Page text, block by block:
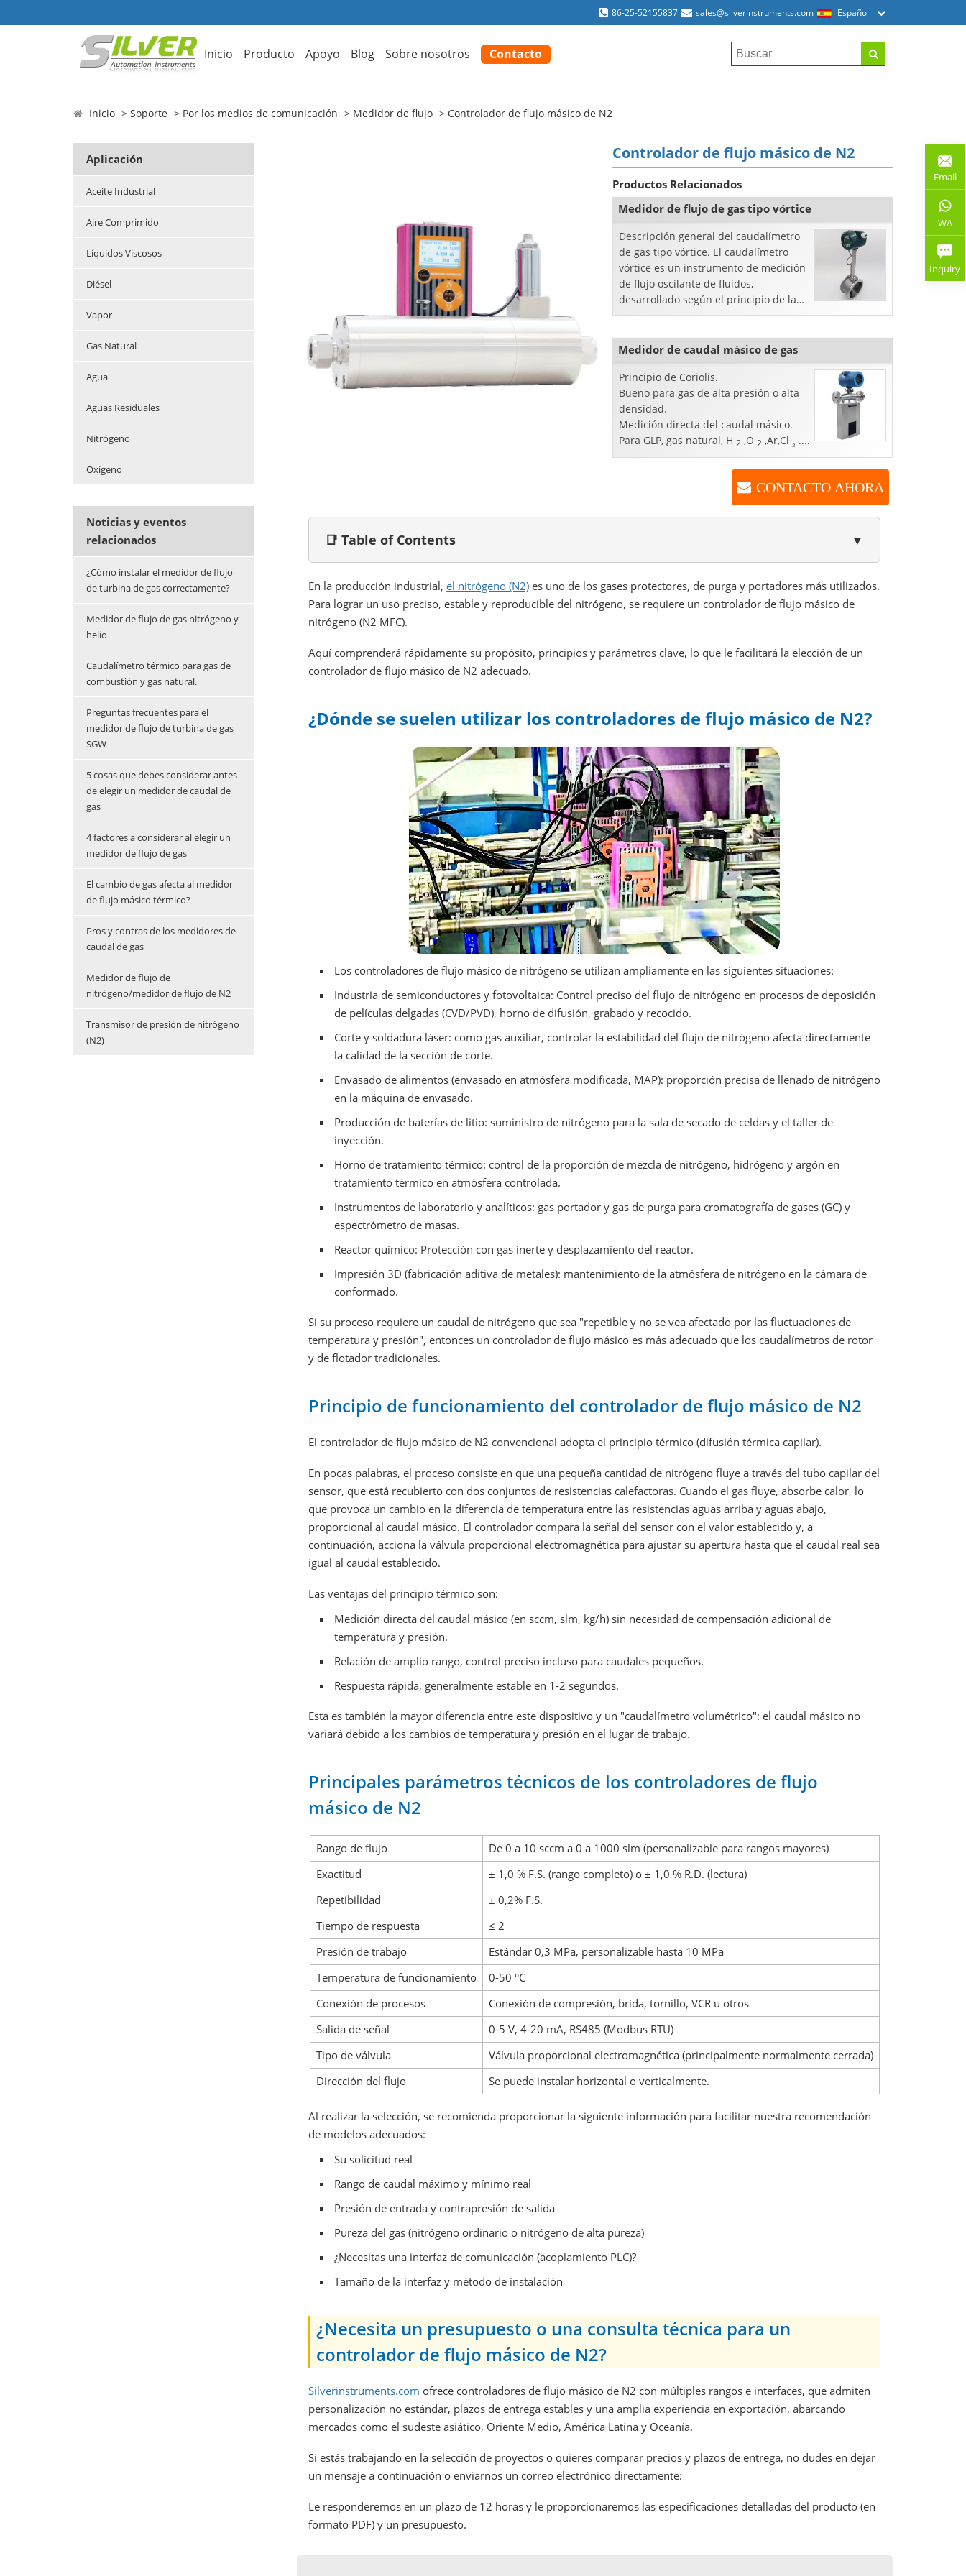
86-25-52155837 sales@silverinstruments.com Español
Inicio Producto Apoyo Blog Sobre nosotros Contacto
Inicio Soporte Por los medios de comunicación Medidor de flujo Controlador de flujo másico de N2
Aplicación
Aceite Industrial
Aire Comprimido
Líquidos Viscosos
Diésel
Vapor
Gas Natural
Agua
Aguas Residuales
Nitrógeno
Oxígeno
Noticias y eventos
relacionados
¿Cómo instalar el medidor de flujo
de turbina de gas correctamente?
Medidor de flujo de gas nitrógeno y
helio
Caudalímetro térmico para gas de
combustión y gas natural.
Preguntas frecuentes para el
medidor de flujo de turbina de gas
SGW
5 cosas que debes considerar antes
de elegir un medidor de caudal de
gas
4 factores a considerar al elegir un
medidor de flujo de gas
El cambio de gas afecta al medidor
de flujo másico térmico?
Pros y contras de los medidores de
caudal de gas
Medidor de flujo de
nitrógeno/medidor de flujo de N2
Transmisor de presión de nitrógeno
(N2)
Controlador de flujo másico de N2
Productos Relacionados
Medidor de flujo de gas tipo vórtice
Descripción general del caudalímetro
de gas tipo vórtice. El caudalímetro
vórtice es un instrumento de medición
de flujo oscilante de fluidos,
desarrollado según el principio de la
"calle de vórtices de Kaman". El
Medidor de caudal másico de gas
Principio de Coriolis.
Bueno para gas de alta presión o alta
densidad.
Medición directa del caudal másico.
Para GLP, gas natural, H 2 ,O 2 ,Ar,Cl ₂ ....
CONTACTO AHORA
📑 Table of Contents ▼
En la producción industrial,el nitrógeno (N2) es uno de los gases protectores, de purga y portadores más utilizados.
Para lograr un uso preciso, estable y reproducible del nitrógeno, se requiere un controlador de flujo másico de
nitrógeno (N2 MFC).
Aquí comprenderá rápidamente su propósito, principios y parámetros clave, lo que le facilitará la elección de un
controlador de flujo másico de N2 adecuado.
¿Dónde se suelen utilizar los controladores de flujo másico de N2?
Los controladores de flujo másico de nitrógeno se utilizan ampliamente en las siguientes situaciones:
Industria de semiconductores y fotovoltaica: Control preciso del flujo de nitrógeno en procesos de deposición
de películas delgadas (CVD/PVD), horno de difusión, grabado y recocido.
Corte y soldadura láser: como gas auxiliar, controlar la estabilidad del flujo de nitrógeno afecta directamente
la calidad de la sección de corte.
Envasado de alimentos (envasado en atmósfera modificada, MAP): proporción precisa de llenado de nitrógeno
en la máquina de envasado.
Producción de baterías de litio: suministro de nitrógeno para la sala de secado de celdas y el taller de
inyección.
Horno de tratamiento térmico: control de la proporción de mezcla de nitrógeno, hidrógeno y argón en
tratamiento térmico en atmósfera controlada.
Instrumentos de laboratorio y analíticos: gas portador y gas de purga para cromatografía de gases (GC) y
espectrómetro de masas.
Reactor químico: Protección con gas inerte y desplazamiento del reactor.
Impresión 3D (fabricación aditiva de metales): mantenimiento de la atmósfera de nitrógeno en la cámara de
conformado.
Si su proceso requiere un caudal de nitrógeno que sea "repetible y no se vea afectado por las fluctuaciones de
temperatura y presión", entonces un controlador de flujo másico es más adecuado que los caudalímetros de rotor
y de flotador tradicionales.
Principio de funcionamiento del controlador de flujo másico de N2
El controlador de flujo másico de N2 convencional adopta el principio térmico (difusión térmica capilar).
En pocas palabras, el proceso consiste en que una pequeña cantidad de nitrógeno fluye a través del tubo capilar del
sensor, que está recubierto con dos conjuntos de resistencias calefactoras. Cuando el gas fluye, absorbe calor, lo
que provoca un cambio en la diferencia de temperatura entre las resistencias aguas arriba y aguas abajo,
proporcional al caudal másico. El controlador compara la señal del sensor con el valor establecido y, a
continuación, acciona la válvula proporcional electromagnética para ajustar su apertura hasta que el caudal real sea
igual al caudal establecido.
Las ventajas del principio térmico son:
Medición directa del caudal másico (en sccm, slm, kg/h) sin necesidad de compensación adicional de
temperatura y presión.
Relación de amplio rango, control preciso incluso para caudales pequeños.
Respuesta rápida, generalmente estable en 1-2 segundos.
Esta es también la mayor diferencia entre este dispositivo y un "caudalímetro volumétrico": el caudal másico no
variará debido a los cambios de temperatura y presión en el lugar de trabajo.
Principales parámetros técnicos de los controladores de flujo
másico de N2
Rango de flujo
De 0 a 10 sccm a 0 a 1000 slm (personalizable para rangos mayores)
Exactitud
± 1,0 % F.S. (rango completo) o ± 1,0 % R.D. (lectura)
Repetibilidad
± 0,2% F.S.
Tiempo de respuesta
≤ 2
Presión de trabajo
Estándar 0,3 MPa, personalizable hasta 10 MPa
Temperatura de funcionamiento
0-50 °C
Conexión de procesos
Conexión de compresión, brida, tornillo, VCR u otros
Salida de señal
0-5 V, 4-20 mA, RS485 (Modbus RTU)
Tipo de válvula
Válvula proporcional electromagnética (principalmente normalmente cerrada)
Dirección del flujo
Se puede instalar horizontal o verticalmente.
Al realizar la selección, se recomienda proporcionar la siguiente información para facilitar nuestra recomendación
de modelos adecuados:
Su solicitud real
Rango de caudal máximo y mínimo real
Presión de entrada y contrapresión de salida
Pureza del gas (nitrógeno ordinario o nitrógeno de alta pureza)
¿Necesitas una interfaz de comunicación (acoplamiento PLC)?
Tamaño de la interfaz y método de instalación
¿Necesita un presupuesto o una consulta técnica para un
controlador de flujo másico de N2?
Silverinstruments.com ofrece controladores de flujo másico de N2 con múltiples rangos e interfaces, que admiten
personalización no estándar, plazos de entrega estables y una amplia experiencia en exportación, abarcando
mercados como el sudeste asiático, Oriente Medio, América Latina y Oceanía.
Si estás trabajando en la selección de proyectos o quieres comparar precios y plazos de entrega, no dudes en dejar
un mensaje a continuación o enviarnos un correo electrónico directamente:
Le responderemos en un plazo de 12 horas y le proporcionaremos las especificaciones detalladas del producto (en
formato PDF) y un presupuesto.
Email
WA
Inquiry